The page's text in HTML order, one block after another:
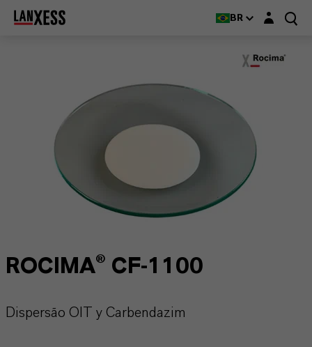
BR Login layer
ROCIMA® CF-1100
Dispersão OIT y Carbendazim